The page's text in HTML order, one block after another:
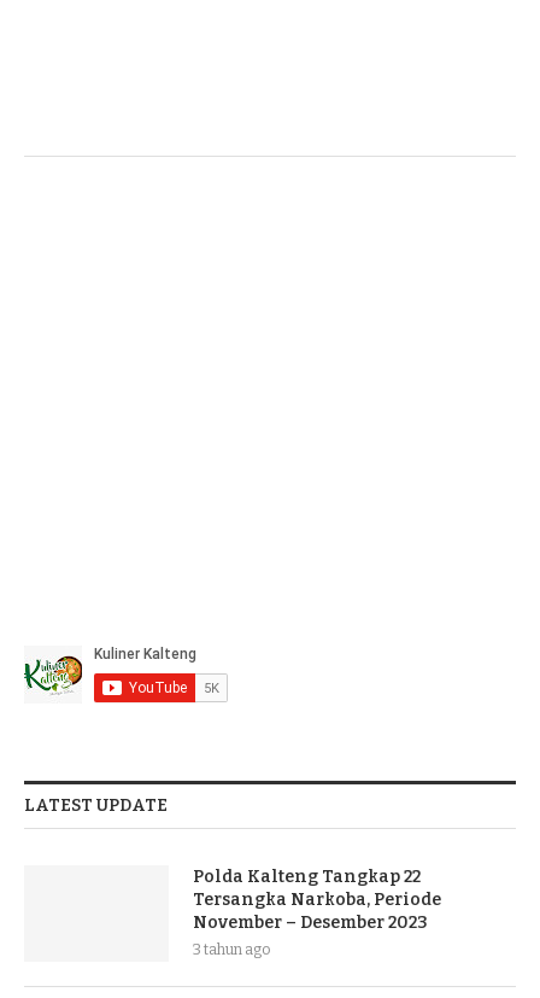
LATEST UPDATE
Polda Kalteng Tangkap 22
Tersangka Narkoba, Periode
November – Desember 2023
3 tahun ago